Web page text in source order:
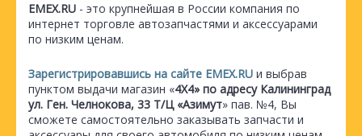
EMEX.RU - это крупнейшая в России компания по
интернет торговле автозапчастями и аксессуарами
по низким ценам.
Зарегистрировавшись на сайте EMEX.RU и выбрав
пунктом выдачи магазин «4Х4» по адресу Калининград
ул. Ген. Челнокова, 33 Т/Ц «Азимут» пав. №4, Вы
сможете самостоятельно заказывать запчасти и